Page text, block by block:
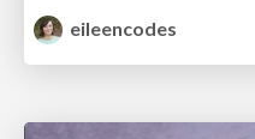
eileencodes